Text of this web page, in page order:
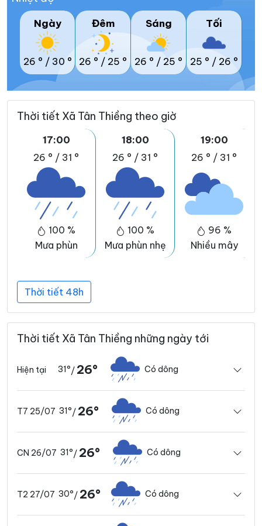
Ngày
26 ° / 30 °
Đêm
26 ° / 25 °
Sáng
26 ° / 25 °
Tối
25 ° / 26 °
Thời tiết Xã Tân Thiềng theo giờ
17:00
26 ° / 31 °
100 %
Mưa phùn
18:00
26 ° / 31 °
100 %
Mưa phùn nhẹ
19:00
26 ° / 31 °
96 %
Nhiều mây
Thời tiết 48h
Thời tiết Xã Tân Thiềng những ngày tới
Hiện tại 31°/ 26° Có dông
T7 25/07 31°/ 26° Có dông
CN 26/07 31°/ 26° Có dông
T2 27/07 30°/ 26° Có dông